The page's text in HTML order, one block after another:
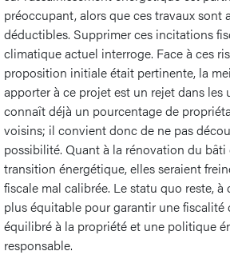
préoccupant, alors que ces travaux sont
déductibles. Supprimer ces incitations
climatique actuel interroge. Face à ces
proposition initiale était pertinente, la
apporter à ce projet est un rejet dans les
connaît déjà un pourcentage de
voisins; il convient donc de ne pas
possibilité. Quant à la rénovation du bâti
transition énergétique, elles seraient
fiscale mal calibrée. Le statu quo reste,
plus équitable pour garantir une fiscalité
équilibré à la propriété et une politique
responsable.